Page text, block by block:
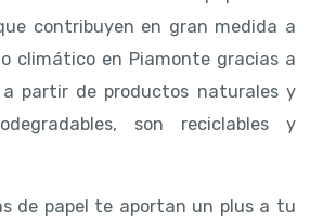
contribuyen en gran medida a
climático en Piamonte gracias a
a partir de productos naturales y
son reciclables y
de papel te aportan un plus a tu